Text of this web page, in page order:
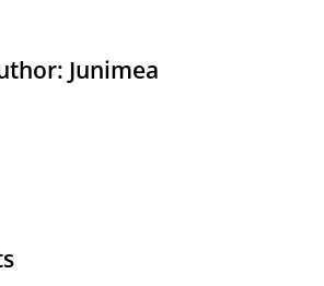
Junimea